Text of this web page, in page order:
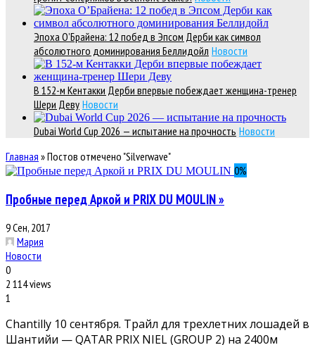
Эпоха О’Брайена: 12 побед в Эпсом Дерби как символ
абсолютного доминирования Беллидойл Новости
В 152-м Кентакки Дерби впервые побеждает женщина-тренер
Шери Деву Новости
Dubai World Cup 2026 — испытание на прочность Новости
Главная »Постов отмечено "Silverwave"
0%
Пробные перед Аркой и PRIX DU MOULIN »
9 Сен, 2017
Мария
Новости
0
2 114 views
1
Сhantilly 10 сентября. Трайл для трехлетних лошадей в
Шантийи — QATAR PRIX NIEL (GROUP 2) на 2400м